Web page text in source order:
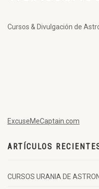
Cursos & Divulgación de
ExcuseMeCaptain.com
ARTÍCULOS
CURSOS URANIA DE